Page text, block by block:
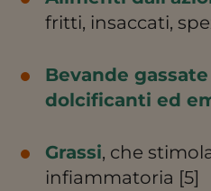
fritti, insaccati,
Bevande
dolcificanti ed
Grassi, che
infiammatoria [5]